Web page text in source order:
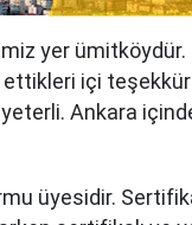
yer ümitköydür.
içi
Ankara
üyesidir.